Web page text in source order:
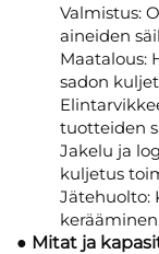
Valmistus:
aineiden
Maatalous:
sadon
tuotteiden
Jakelu ja
kuljetus
Jätehuolto:
● Mitat ja